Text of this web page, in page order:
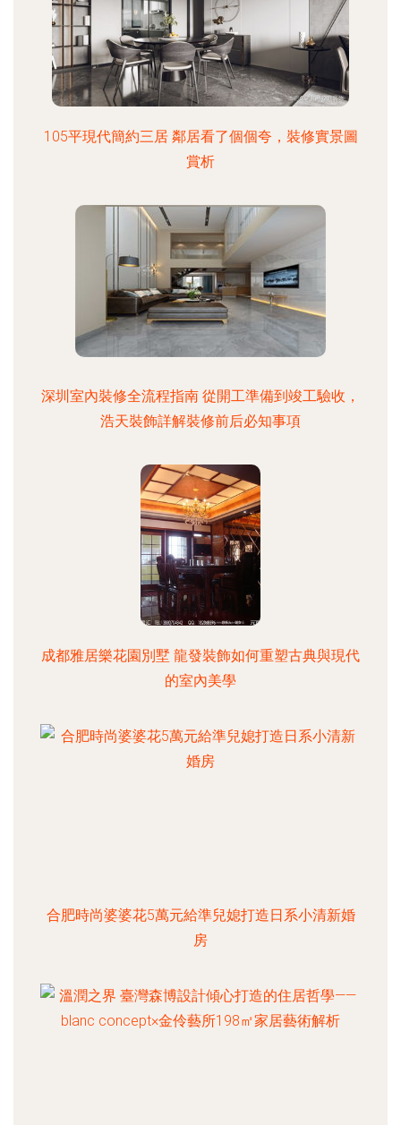
105平現代簡約三居 鄰居看了個個夸，裝修實景圖
賞析
深圳室內裝修全流程指南 從開工準備到竣工驗收，
浩天裝飾詳解裝修前后必知事項
成都雅居樂花園別墅 龍發裝飾如何重塑古典與現代
的室內美學
合肥時尚婆婆花5萬元給準兒媳打造日系小清新婚
房